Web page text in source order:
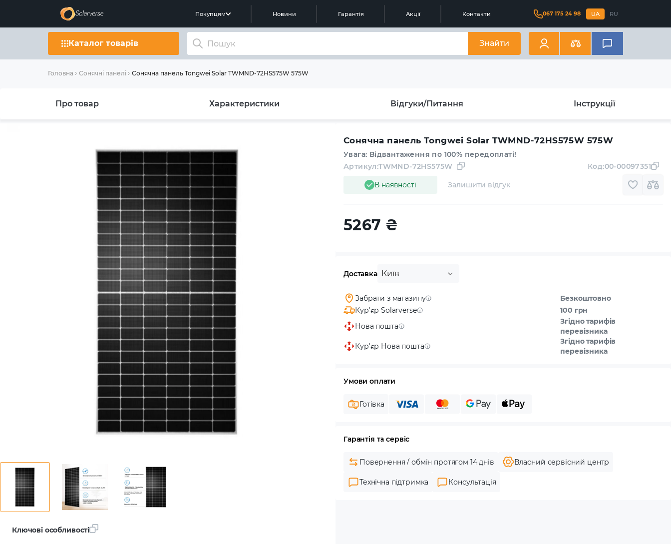
Покупцям Новини Гарантія Акції Контакти 067 175 24 98 UA RU
Каталог товарів Знайти
Головна Сонячні панелі Сонячна панель Tongwei Solar TWMND-72HS575W 575W
Про товар Характеристики Відгуки/Питання Інструкції
Ключові особливості
Сонячна панель Tongwei Solar TWMND-72HS575W 575W
Увага: Відвантаження по 100% передоплаті!
В наявності
Артикул:TWMND-72HS575W
Залишити відгук
Код:00-00097351
5267 ₴
Доставка Київ
Забрати з магазину
Безкоштовно
Кур'єр Solarverse
100 грн
Нова пошта
Згідно тарифів
перевізника
Кур'єр Нова пошта
Згідно тарифів
перевізника
Умови оплати
Готівка
Гарантія та сервіс
Повернення / обмін протягом 14 днів Власний сервісний центр
Технічна підтримка Консультація